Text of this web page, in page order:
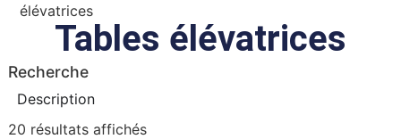
élévatrices
Tables élévatrices
Recherche
Description
20 résultats affichés